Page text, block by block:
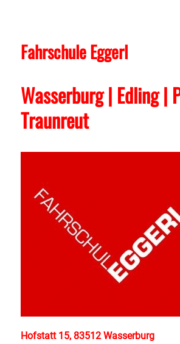
Fahrschule Eggerl
Wasserburg | Edling
Traunreut
Hofstatt 15, 83512 Wasserburg